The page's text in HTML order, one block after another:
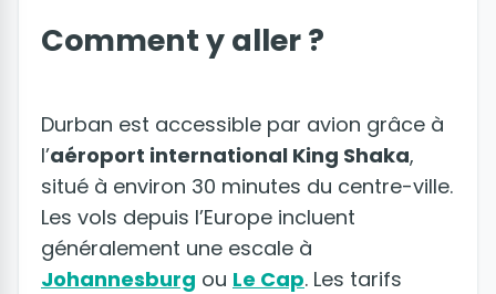
Comment y aller ?
Durban est accessible par avion grâce à
l’aéroport international King Shaka,
situé à environ 30 minutes du centre-ville.
Les vols depuis l’Europe incluent
généralement une escale à
Johannesburg ou Le Cap. Les tarifs